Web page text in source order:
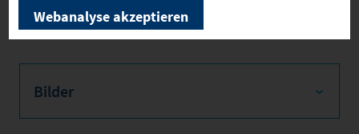
Bilder
Webanalyse akzeptieren